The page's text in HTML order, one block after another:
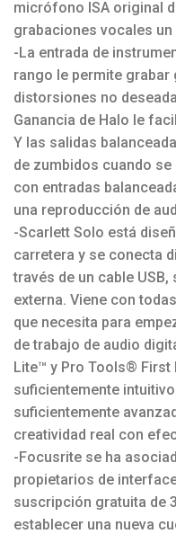
micrófono ISA original
grabaciones vocales
-La entrada de
rango le permite
distorsiones no
Ganancia de Halo le
Y las salidas
de zumbidos cuando
con entradas
una reproducción de
-Scarlett Solo está
carretera y se conecta
través de un cable
externa. Viene con
que necesita para
de trabajo de audio
Lite™ y Pro Tools® First
suficientemente
suficientemente
creatividad real con
-Focusrite se ha
propietarios de
suscripción gratuita de
establecer una nueva